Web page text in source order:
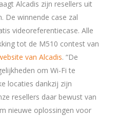
Alcadis zijn resellers uit
De winnende case zal
videoreferentiecase. Alle
tot de M510 contest van
van Alcadis. “De
om Wi-Fi te
locaties dankzij zijn
resellers daar bewust van
nieuwe oplossingen voor